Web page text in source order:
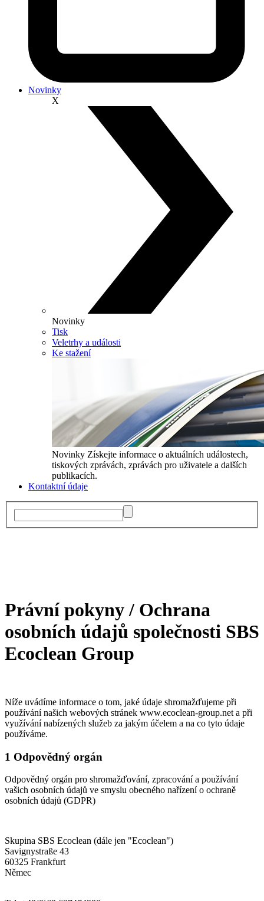
Novinky
X
Novinky
Tisk
Veletrhy a události
Ke stažení
Novinky Získejte informace o aktuálních událostech,
tiskových zprávách, zprávách pro uživatele a dalších
publikacích.
Kontaktní údaje
Právní pokyny / Ochrana
osobních údajů společnosti SBS
Ecoclean Group
Níže uvádíme informace o tom, jaké údaje shromažďujeme při
používání našich webových stránek www.ecoclean-group.net a při
využívání nabízených služeb za jakým účelem a na co tyto údaje
používáme.
1 Odpovědný orgán
Odpovědný orgán pro shromažďování, zpracování a používání
vašich osobních údajů ve smyslu obecného nařízení o ochraně
osobních údajů (GDPR)
Skupina SBS Ecoclean (dále jen "Ecoclean")
Savignystraße 43
60325 Frankfurt
Němec